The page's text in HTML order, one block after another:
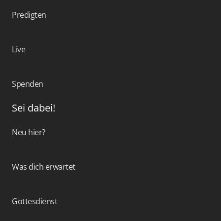
Predigten
Live
Spenden
Sei dabei!
Neu hier?
Was dich erwartet
Gottesdienst